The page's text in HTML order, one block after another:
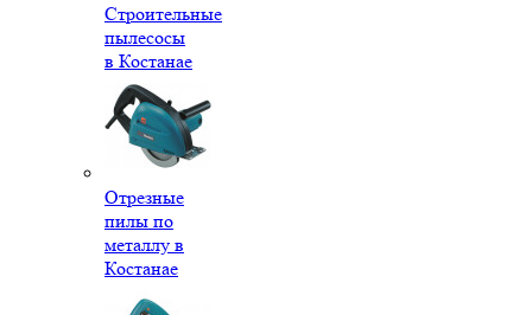
Строительные
пылесосы
в Костанае
Отрезные
пилы по
металлу в
Костанае